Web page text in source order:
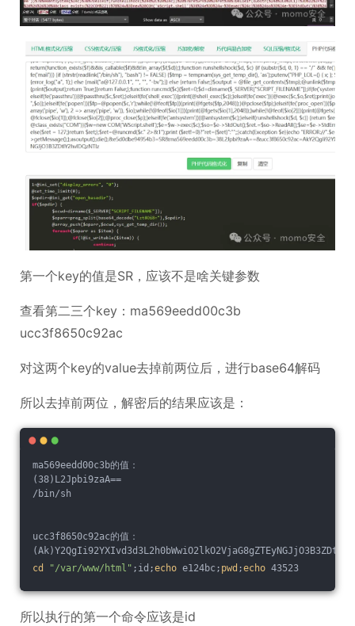
第一个key的值是SR，应该不是啥关键参数
查看第二三个key：ma569eedd00c3b
ucc3f8650c92ac
对这两个key的value去掉前两位后，进行base64解码
所以去掉前两位，解密后的结果应该是：
ma569eedd00c3b的值：
(38)L2Jpbi9zaA==
/bin/sh
ucc3f8650c92ac的值：
cd
"/var/www/html" ;id;echo e124bc; pwd ;echo 43523
所以执行的第一个命令应该是id